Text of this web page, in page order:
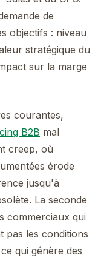
de
objectifs : niveau
stratégique du
sur la marge
courantes,
B2B mal
creep, où
érode
jusqu'à
La seconde
commerciaux qui
pas les conditions
qui génère des